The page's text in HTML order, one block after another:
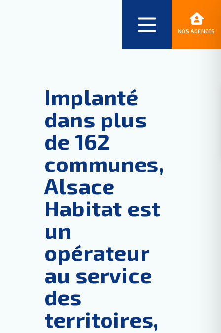
NOS AGENCES
Implanté
dans plus
de 162
communes,
Alsace
Habitat est
un
opérateur
au service
des
territoires,